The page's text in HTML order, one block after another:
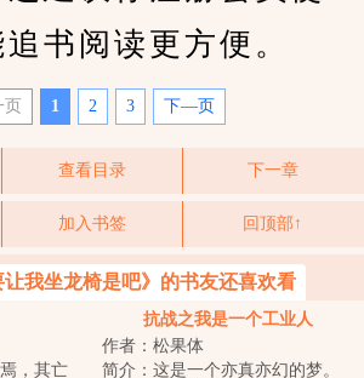
书阅读更方便。
页 1 2 3 下—页
查看目录 下一章
加入书签 回顶部↑
我坐龙椅是吧》的书友还喜欢看
，其亡
抗战之我是一个工业人
作者：松果体
简介：这是一个亦真亦幻的梦。